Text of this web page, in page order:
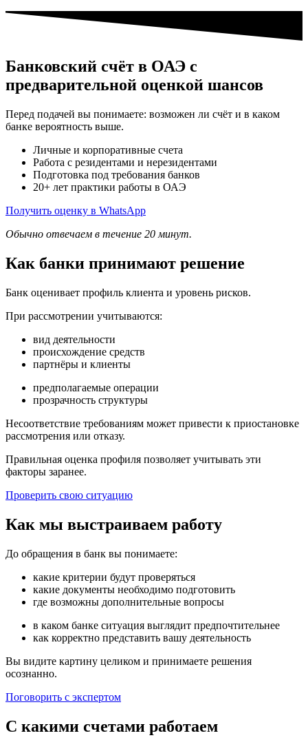
Банковский счёт в ОАЭ с
предварительной оценкой шансов
Перед подачей вы понимаете: возможен ли счёт и в каком
банке вероятность выше.
Личные и корпоративные счета
Работа с резидентами и нерезидентами
Подготовка под требования банков
20+ лет практики работы в ОАЭ
Получить оценку в WhatsApp
Обычно отвечаем в течение 20 минут.
Как банки принимают решение
Банк оценивает профиль клиента и уровень рисков.
При рассмотрении учитываются:
вид деятельности
происхождение средств
партнёры и клиенты
предполагаемые операции
прозрачность структуры
Несоответствие требованиям может привести к приостановке
рассмотрения или отказу.
Правильная оценка профиля позволяет учитывать эти
факторы заранее.
Проверить свою ситуацию
Как мы выстраиваем работу
До обращения в банк вы понимаете:
какие критерии будут проверяться
какие документы необходимо подготовить
где возможны дополнительные вопросы
в каком банке ситуация выглядит предпочтительнее
как корректно представить вашу деятельность
Вы видите картину целиком и принимаете решения
осознанно.
Поговорить с экспертом
С какими счетами работаем